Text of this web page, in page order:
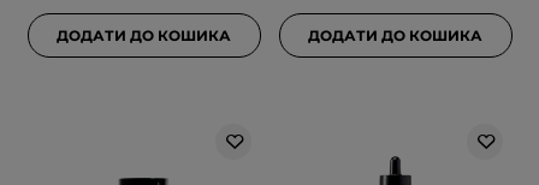
ДОДАТИ ДО КОШИКА ДОДАТИ ДО КОШИКА